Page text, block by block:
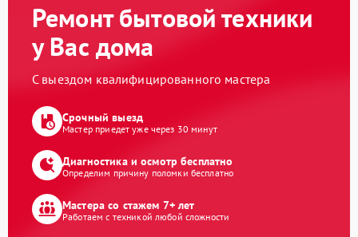
Ремонт бытовой техники
у Вас дома
С выездом квалифицированного мастера
Срочный выезд
Мастер приедет уже через 30 минут
Диагностика и осмотр бесплатно
Определим причину поломки бесплатно
Мастера со стажем 7+ лет
Работаем с техникой любой сложности